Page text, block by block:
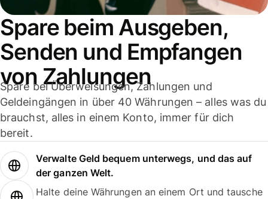
Spare beim Ausgeben,
Senden und Empfangen
von Zahlungen
Spare bei Überweisungen, Zahlungen und
Geldeingängen in über 40 Währungen – alles was du
brauchst, alles in einem Konto, immer für dich
bereit.
Verwalte Geld bequem unterwegs, und das auf
der ganzen Welt.
Halte deine Währungen an einem Ort und tausche